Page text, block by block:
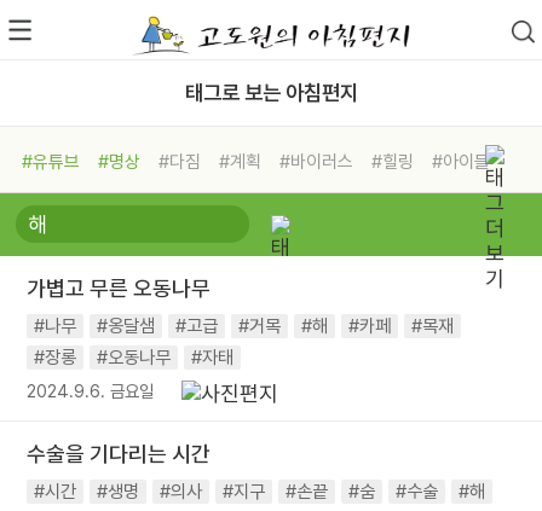
태그로 보는 아침편지
#유튜브 #명상 #다짐 #계획 #바이러스 #힐링
#아이들
#비전캠프
#독서캠프 #삶
#희망
#나눔 #친구 #링컨학교
#독서
#건강 #면역력
가볍고 무른 오동나무
#나무 #옹달샘 #고급 #거목 #해 #카페
#목재
#장롱
#오동나무 #자태
2024.9.6. 금요일
수술을 기다리는 시간
#시간 #생명 #의사 #지구 #손끝 #숨 #수술
#해